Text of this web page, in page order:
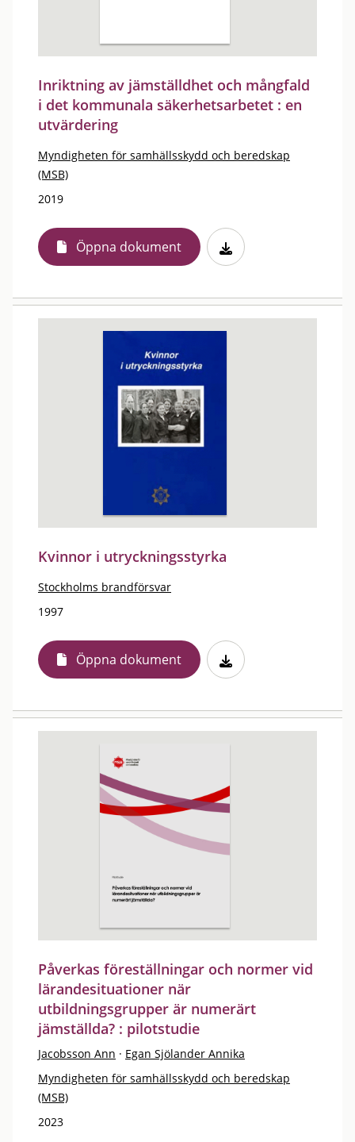
Inriktning av jämställdhet och mångfald
i det kommunala säkerhetsarbetet : en
utvärdering
Myndigheten för samhällsskydd och beredskap
(MSB)
2019
Öppna dokument
Kvinnor i utryckningsstyrka
Stockholms brandförsvar
1997
Öppna dokument
Påverkas föreställningar och normer vid
lärandesituationer när
utbildningsgrupper är numerärt
jämställda? : pilotstudie
Jacobsson Ann · Egan Sjölander Annika
Myndigheten för samhällsskydd och beredskap
(MSB)
2023